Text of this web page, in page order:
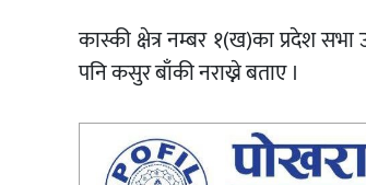
कास्की क्षेत्र नम्बर १(ख)का प्रदेश
पनि कसुर बाँकी नराख्ने बताए ।